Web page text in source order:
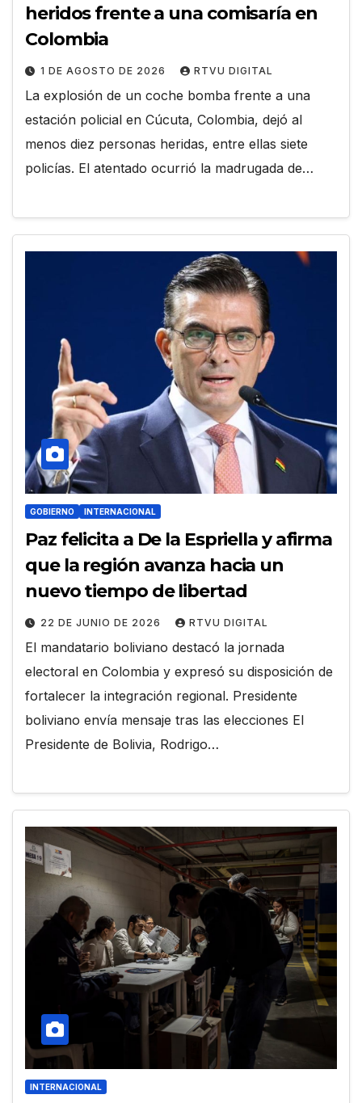
heridos frente a una comisaría en
Colombia
1 DE AGOSTO DE 2026 RTVU DIGITAL
La explosión de un coche bomba frente a una
estación policial en Cúcuta, Colombia, dejó al
menos diez personas heridas, entre ellas siete
policías. El atentado ocurrió la madrugada de…
GOBIERNO INTERNACIONAL
Paz felicita a De la Espriella y afirma
que la región avanza hacia un
nuevo tiempo de libertad
22 DE JUNIO DE 2026 RTVU DIGITAL
El mandatario boliviano destacó la jornada
electoral en Colombia y expresó su disposición de
fortalecer la integración regional. Presidente
boliviano envía mensaje tras las elecciones El
Presidente de Bolivia, Rodrigo…
INTERNACIONAL